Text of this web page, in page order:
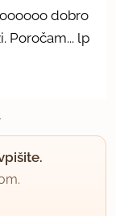
dobro
Poročam... lp